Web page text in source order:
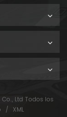
Ltd Todos los
/ XML